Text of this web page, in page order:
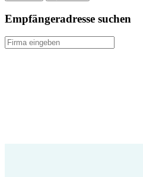
Empfängeradresse suchen